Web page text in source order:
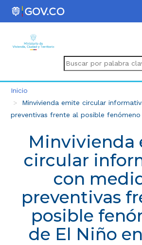
Inicio
Minvivienda emite circular
preventivas frente al posible
Minvivienda
circular
con
preventivas
posible
de El Niño